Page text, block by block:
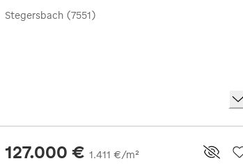
Stegersbach (7551)
127.000 € 1.411 €/m²